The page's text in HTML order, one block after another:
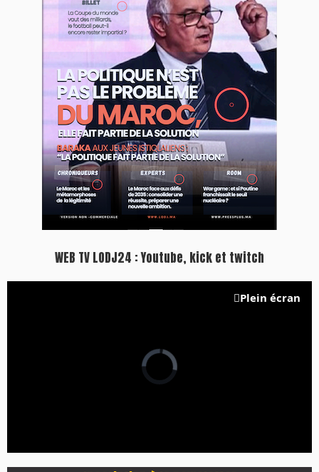
Inscription à la newsletter
Plus d'informations sur cette page :
7 days santé & conso du 31-07-2026